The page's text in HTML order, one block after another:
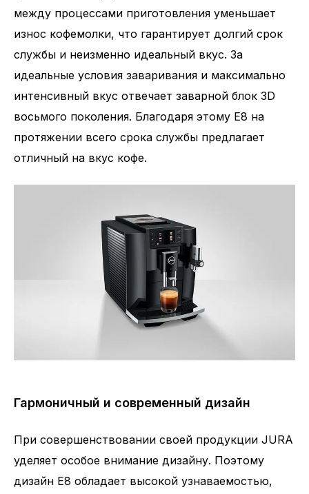
между процессами приготовления уменьшает
износ кофемолки, что гарантирует долгий срок
службы и неизменно идеальный вкус. За
идеальные условия заваривания и максимально
интенсивный вкус отвечает заварной блок 3D
восьмого поколения. Благодаря этому E8 на
протяжении всего срока службы предлагает
отличный на вкус кофе.
Гармоничный и современный дизайн
При совершенствовании своей продукции JURA
уделяет особое внимание дизайну. Поэтому
дизайн E8 обладает высокой узнаваемостью,